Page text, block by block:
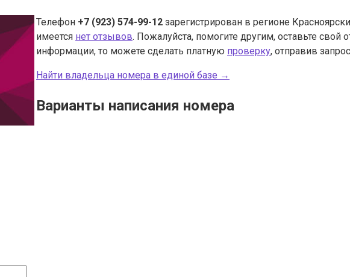
Телефон +7 (923) 574-99-12 зарегистрирован в регионе
имеется нет отзывов. Пожалуйста, помогите другим, оставьте
информации, то можете сделать платную проверку, отправив
Найти владельца номера в единой базе →
Варианты написания номера